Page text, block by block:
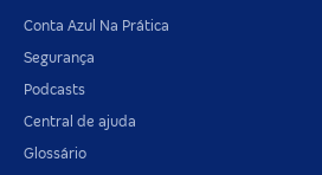
Conta Azul Na Prática
Segurança
Podcasts
Central de ajuda
Glossário